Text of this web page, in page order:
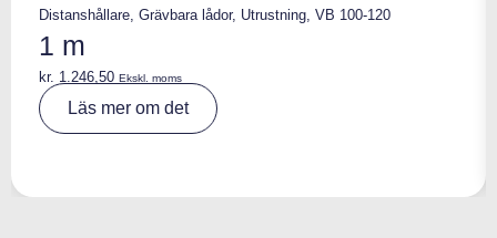
Distanshållare, Grävbara lådor, Utrustning, VB 100-120
1 m
kr. 1.246,50 Ekskl. moms
Läs mer om det